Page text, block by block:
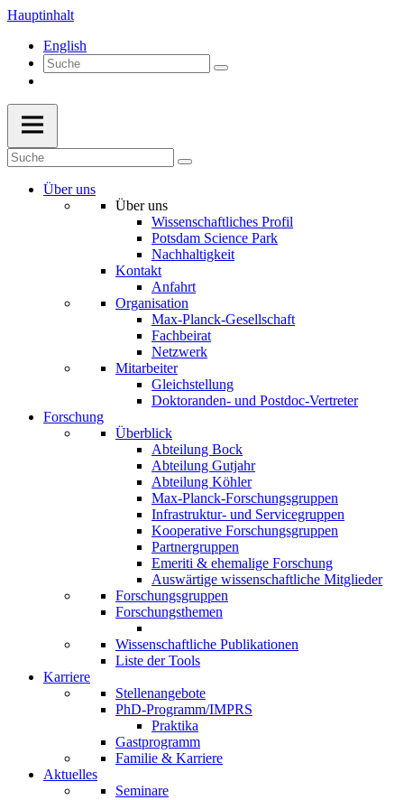
Hauptinhalt
English
Über uns
Über uns
Wissenschaftliches Profil
Potsdam Science Park
Nachhaltigkeit
Kontakt
Anfahrt
Organisation
Max-Planck-Gesellschaft
Fachbeirat
Netzwerk
Mitarbeiter
Gleichstellung
Doktoranden- und Postdoc-Vertreter
Forschung
Überblick
Abteilung Bock
Abteilung Gutjahr
Abteilung Köhler
Max-Planck-Forschungsgruppen
Infrastruktur- und Servicegruppen
Kooperative Forschungsgruppen
Partnergruppen
Emeriti & ehemalige Forschung
Auswärtige wissenschaftliche Mitglieder
Forschungsgruppen
Forschungsthemen
Wissenschaftliche Publikationen
Liste der Tools
Karriere
Stellenangebote
PhD-Programm/IMPRS
Praktika
Gastprogramm
Familie & Karriere
Aktuelles
Seminare